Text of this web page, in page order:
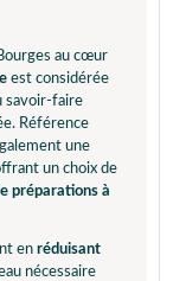
au cœur
est considérée
savoir-faire
Référence
une
un choix de
préparations à
en réduisant
nécessaire